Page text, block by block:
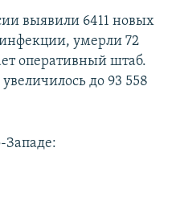
выявили 6411 новых
умерли 72
оперативный штаб.
до 93 558
Западе: